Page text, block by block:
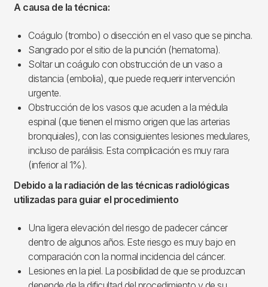
A causa de la técnica:
Coágulo (trombo) o disección en el vaso que se pincha.
Sangrado por el sitio de la punción (hematoma).
Soltar un coágulo con obstrucción de un vaso a
distancia (embolia), que puede requerir intervención
urgente.
Obstrucción de los vasos que acuden a la médula
espinal (que tienen el mismo origen que las arterias
bronquiales), con las consiguientes lesiones medulares,
incluso de parálisis. Esta complicación es muy rara
(inferior al 1%).
Debido a la radiación de las técnicas radiológicas
utilizadas para guiar el procedimiento
Una ligera elevación del riesgo de padecer cáncer
dentro de algunos años. Este riesgo es muy bajo en
comparación con la normal incidencia del cáncer.
Lesiones en la piel. La posibilidad de que se produzcan